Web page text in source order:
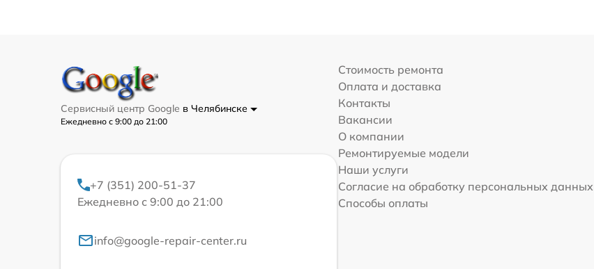
Сервисный центр Google в Челябинске
Ежедневно с 9:00 до 21:00
+7 (351) 200-51-37
Ежедневно с 9:00 до 21:00
info@google-repair-center.ru
Стоимость ремонта
Оплата и доставка
Контакты
Вакансии
О компании
Ремонтируемые модели
Наши услуги
Согласие на обработку персональных данных
Способы оплаты